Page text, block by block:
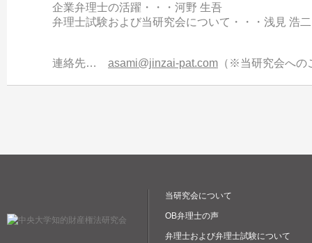
企業弁理士の活躍・・・河野 生吾
弁理士試験および当研究会について・・・浅見 浩二
連絡先… asami@jinzai-pat.com （※当研究会への
当研究会について
OB弁理士の声
弁理士および弁理士試験について